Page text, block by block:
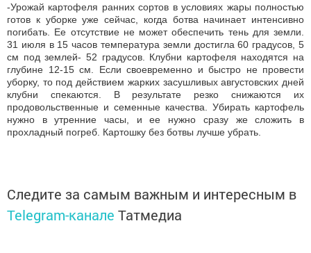
-Урожай картофеля ранних сортов в условиях жары полностью
готов к уборке уже сейчас, когда ботва начинает интенсивно
погибать. Ее отсутствие не может обеспечить тень для земли.
31 июля в 15 часов температура земли достигла 60 градусов, 5
см под землей- 52 градусов. Клубни картофеля находятся на
глубине 12-15 см. Если своевременно и быстро не провести
уборку, то под действием жарких засушливых августовских дней
клубни спекаются. В результате резко снижаются их
продовольственные и семенные качества. Убирать картофель
нужно в утренние часы, и ее нужно сразу же сложить в
прохладный погреб. Картошку без ботвы лучше убрать.
Следите за самым важным и интересным в
Telegram-канале Татмедиа